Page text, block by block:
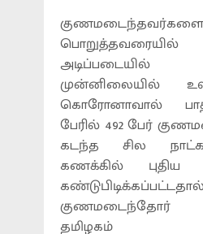
பொறுத்தவரையில்
முன்னிலையில்
கொரோனாவால்
பேரில் 492 பேர்
கடந்த சில
கணக்கில் புதிய
குணமடைந்தோர்
தமிழகம்